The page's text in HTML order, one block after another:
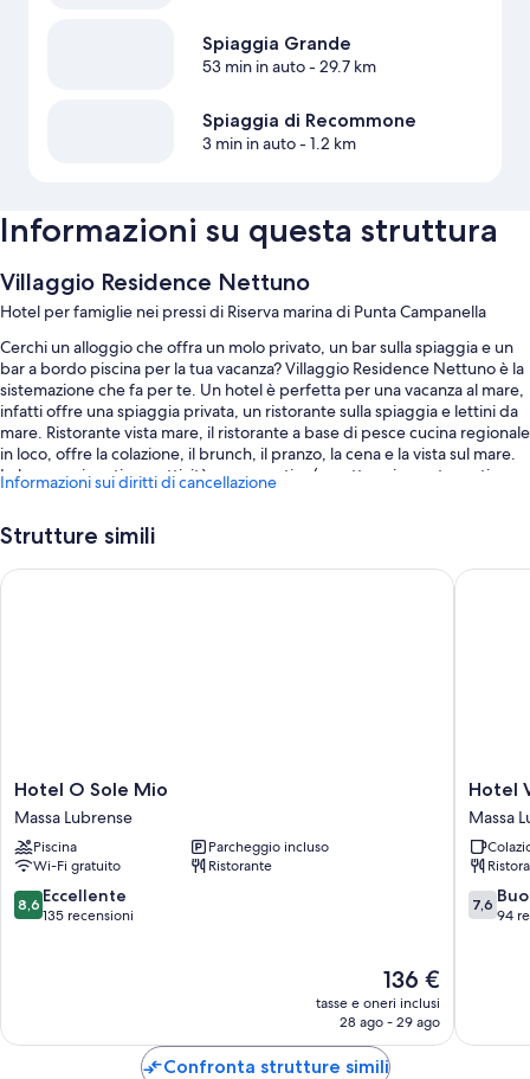
Spiaggia Grande
53 min in auto- 29.7 km
Spiaggia di Recommone
3 min in auto- 1.2 km
Informazioni su questa struttura
Villaggio Residence Nettuno
Hotel per famiglie nei pressi di Riserva marina di Punta Campanella
Cerchi un alloggio che offra un molo privato, un bar sulla spiaggia e un
bar a bordo piscina per la tua vacanza? Villaggio Residence Nettuno è la
sistemazione che fa per te. Un hotel è perfetta per una vacanza al mare,
infatti offre una spiaggia privata, un ristorante sulla spiaggia e lettini da
mare. Ristorante vista mare, il ristorante a base di pesce cucina regionale
in loco, offre la colazione, il brunch, il pranzo, la cena e la vista sul mare.
In loco puoi praticare attività come nautica/canottaggio, motonautica e
una terrazza.
Sono disponibili anche i seguenti servizi:
Caratteristiche della camera
Tutte le 56 camere vantano comfort come tavoli da pranzo e il Wi-Fi.
Altre dotazioni delle camere sono:
Docce con soffione a pioggia e bidet
Informazioni sui diritti di cancellazione
Strutture simili
Hotel
O
Sole
Mio
Massa
Lubrense
Hotel O Sole Mio
Massa Lubrense
Piscina
Parcheggio incluso
Wi-Fi gratuito
Ristorante
8.6
su
8,6 Eccellente
135 recensioni
Il
prezzo
attuale
136 €
136 €
tasse e oneri inclusi
28 ago - 29 ago
Hotel O Sole Mio
Hotel
Villa
Pina
Antico
Massa
Hotel
Massa
7.6
su
7,6
94
Hotel
Confronta strutture simili